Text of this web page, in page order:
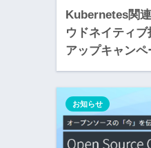
Kubernetes関
ウドネイティ
アップキャン
お知らせ